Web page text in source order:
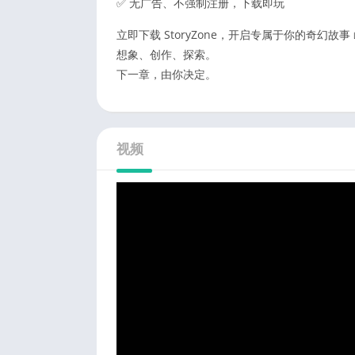
立即下载 StoryZone，开启专属于你的奇幻故事
想象、创作、探索。
下一章，由你决定。
视频